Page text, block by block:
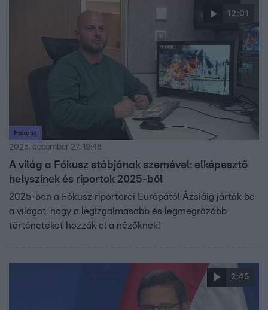
12:01
Fókusz
2025. december 27. 19:45
A világ a Fókusz stábjának szemével: elképesztő
helyszínek és riportok 2025-ből
2025-ben a Fókusz riporterei Európától Ázsiáig járták be
a világot, hogy a legizgalmasabb és legmegrázóbb
történeteket hozzák el a nézőknek!
2:45